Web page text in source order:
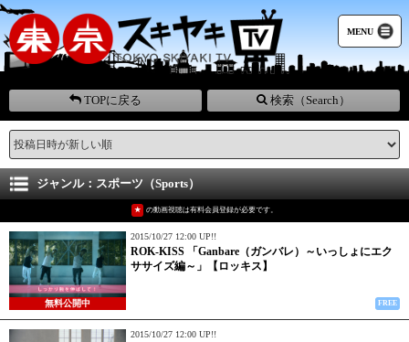
MENU
TOPに戻る 検索（Search）
ジャンル：スポーツ（Sports）
★ の動画視聴は有料会員登録が必要です。
無料公開中
2015/10/27 12:00 UP!!
ROK-KISS 「Ganbare（ガンバレ）～いっしょにエク
ササイズ編～」【ロッキス】
FREE
2015/10/27 12:00 UP!!